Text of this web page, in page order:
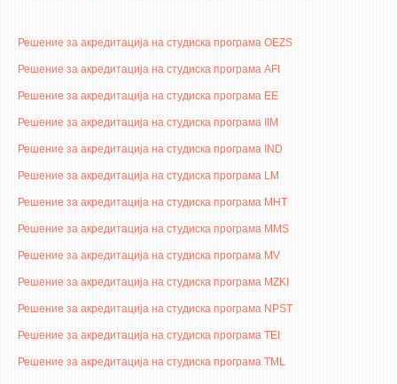
СООПШТЕНИЈА
СТУДЕНТСКА СЛУЖБА
БИБЛИОТЕКА
ДА ВИНЧИ МАГАЗИН
СТИПЕНДИИ
ПРАКСИ
Решение за акредитација на студиска програма OEZS
Решение за акредитација на студиска програма AFI
Решение за акредитација на студиска програма EE
Решение за акредитација на студиска програма IIM
Решение за акредитација на студиска програма IND
Решение за акредитација на студиска програма LM
Решение за акредитација на студиска програма MHT
Решение за акредитација на студиска програма MMS
Решение за акредитација на студиска програма MV
Решение за акредитација на студиска програма MZKI
Решение за акредитација на студиска програма NPST
Решение за акредитација на студиска програма TEI
Решение за акредитација на студиска програма TML